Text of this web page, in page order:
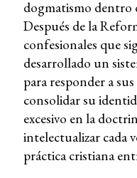
dogmatismo dentro
Después de la
confesionales que
desarrollado un
para responder a
consolidar su
excesivo en la
intelectualizar cada
práctica cristiana